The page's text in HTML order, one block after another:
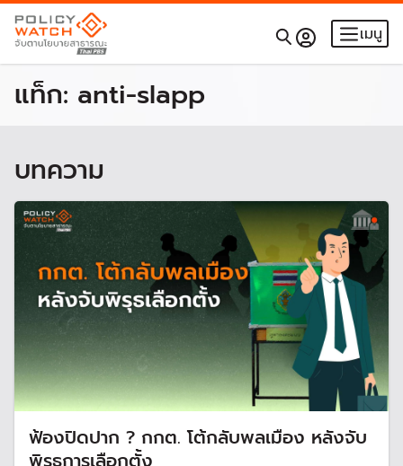
เมนู
แท็ก: anti-slapp
บทความ
ฟ้องปิดปาก ? กกต. โต้กลับพลเมือง หลังจับ